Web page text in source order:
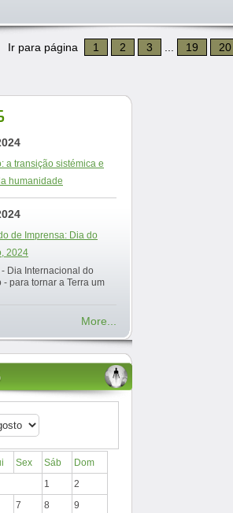
Ir para página 1 2 3 19 20
a transição sistémica e
humanidade
de Imprensa: Dia do
2024
- Dia Internacional do
- para tornar a Terra um
More...
Sex Sáb
Dom
1
2
7 8
9